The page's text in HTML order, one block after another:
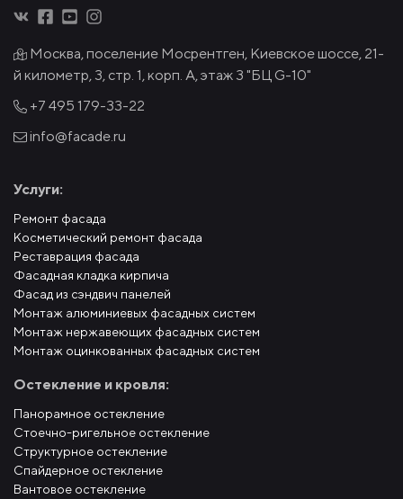
Москва, поселение Мосрентген, Киевское шоссе, 21-
й километр, 3, стр. 1, корп. А, этаж 3 "БЦ G-10"
+7 495 179-33-22
info@facade.ru
Услуги:
Ремонт фасада
Косметический ремонт фасада
Реставрация фасада
Фасадная кладка кирпича
Фасад из сэндвич панелей
Монтаж алюминиевых фасадных систем
Монтаж нержавеющих фасадных систем
Монтаж оцинкованных фасадных систем
Остекление и кровля:
Панорамное остекление
Стоечно-ригельное остекление
Структурное остекление
Спайдерное остекление
Вантовое остекление